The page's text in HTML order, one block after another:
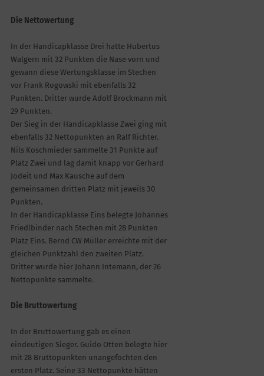
Die Nettowertung
In der Handicapklasse Drei hatte Hubertus
Walgern mit 32 Punkten die Nase vorn und
gewann diese Wertungsklasse im Stechen
vor Frank Rogowski mit ebenfalls 32
Punkten. Dritter wurde Adolf Brockmann mit
29 Punkten.
Der Sieg in der Handicapklasse Zwei ging mit
ebenfalls 32 Nettopunkten an Ralf Richter.
Nils Koschmieder sammelte 31 Punkte auf
Platz Zwei und lag damit knapp vor Gerhard
Jodeit und Max Kausche auf dem
gemeinsamen dritten Platz mit jeweils 30
Punkten.
In der Handicapklasse Eins belegte Johannes
Friedlbinder nach Stechen mit 28 Punkten
Platz Eins. Bernd CW Müller erreichte mit der
gleichen Punktzahl den zweiten Platz.
Dritter wurde hier Johann Intemann, der 26
Nettopunkte sammelte.
Die Bruttowertung
In der Bruttowertung gab es einen
eindeutigen Sieger. Guido Otten belegte hier
mit 28 Bruttopunkten unangefochten den
ersten Platz. Seine 33 Nettopunkte hätten